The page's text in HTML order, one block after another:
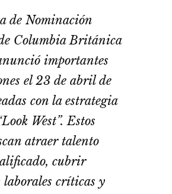
de Nominación
Columbia Británica
importantes
el 23 de abril de
con la estrategia
West”. Estos
atraer talento
cubrir
laborales críticas y